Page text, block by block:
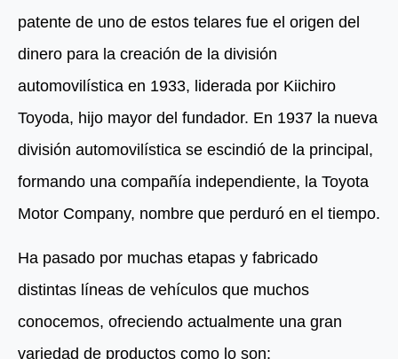
patente de uno de estos telares fue el origen del
dinero para la creación de la división
automovilística en 1933, liderada por Kiichiro
Toyoda, hijo mayor del fundador. En 1937 la nueva
división automovilística se escindió de la principal,
formando una compañía independiente, la Toyota
Motor Company, nombre que perduró en el tiempo.
Ha pasado por muchas etapas y fabricado
distintas líneas de vehículos que muchos
conocemos, ofreciendo actualmente una gran
variedad de productos como lo son: